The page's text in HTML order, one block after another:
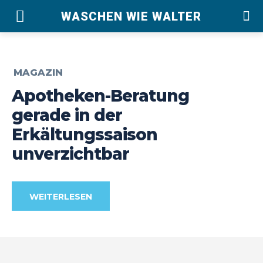
WASCHEN WIE WALTER
MAGAZIN
Apotheken-Beratung
gerade in der
Erkältungssaison
unverzichtbar
WEITERLESEN